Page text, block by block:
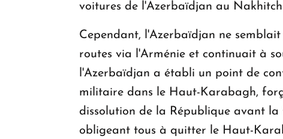
voitures de l'Azerbaïdjan au
Cependant, l'Azerbaïdjan ne
routes via l'Arménie et continuait à
l'Azerbaïdjan a établi un point de
militaire dans le Haut-Karabagh,
dissolution de la République avant
obligeant tous à quitter le Haut-